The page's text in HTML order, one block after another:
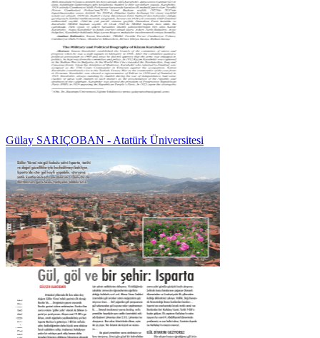
Gülay SARIÇOBAN - Atatürk Üniversitesi